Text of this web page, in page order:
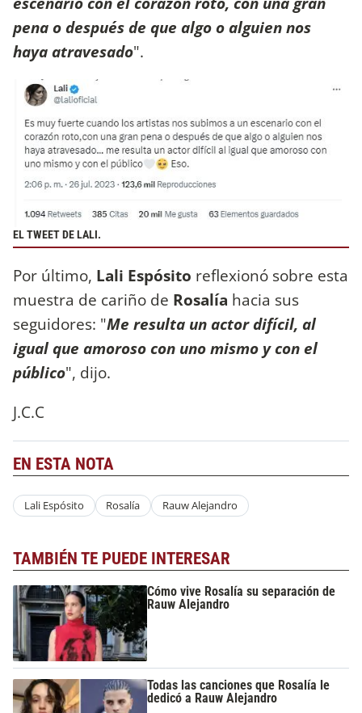
pena o después de que algo o alguien nos
haya atravesado".
EL TWEET DE LALI.
Por último, Lali Espósito reflexionó sobre esta
muestra de cariño de Rosalía hacia sus
seguidores: "Me resulta un actor difícil, al
igual que amoroso con uno mismo y con el
público", dijo.
J.C.C
EN ESTA NOTA
Lali Espósito Rosalía Rauw Alejandro
TAMBIÉN TE PUEDE INTERESAR
Cómo vive Rosalía su separación de
Rauw Alejandro
Todas las canciones que Rosalía le
dedicó a Rauw Alejandro